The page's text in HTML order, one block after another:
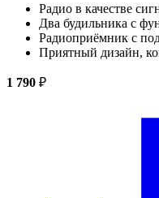
Радио в качестве
Два будильника с
Радиоприёмник с
Приятный дизайн,
1 790 ₽